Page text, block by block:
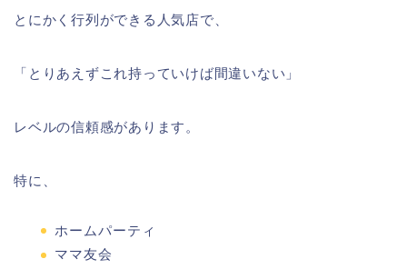
とにかく行列ができる人気店で、
「とりあえずこれ持っていけば間違いない」
レベルの信頼感があります。
特に、
ホームパーティ
ママ友会